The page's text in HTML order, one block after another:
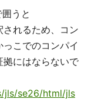
うと
されるため、コン
こでのコンパイ
拠にはならないで
jls/se26/html/jls